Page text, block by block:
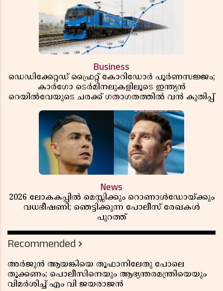
Business
ഡെഡിക്കേറ്റഡ് ഫ്രൈറ്റ് കോറിഡോർ പൂർണസജ്ജം;
കാർഗോ ടെർമിനലുകളിലൂടെ ഇന്ത്യൻ
റെയിൽവേയുടെ ചരക്ക് ഗതാഗതത്തിൽ വൻ കുതിപ്പ്
News
2026 ലോകകപ്പിൽ മെസ്സിക്കും റൊണാൾഡോയ്ക്കും
വധഭീഷണി; ഞെട്ടിക്കുന്ന പോലീസ് രേഖകൾ
പുറത്ത്
Recommended
അർജുൻ ആയങ്കിയെ തൂഫാനിലേതു പോലെ
തൂക്കണം; പൊലീസിനെയും ആഭ്യന്തരമന്ത്രിയെയും
വിമർശിച്ച് എം വി ജയരാജൻ